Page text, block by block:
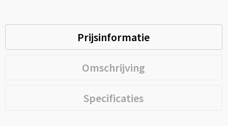
Prijsinformatie
Omschrijving
Specificaties